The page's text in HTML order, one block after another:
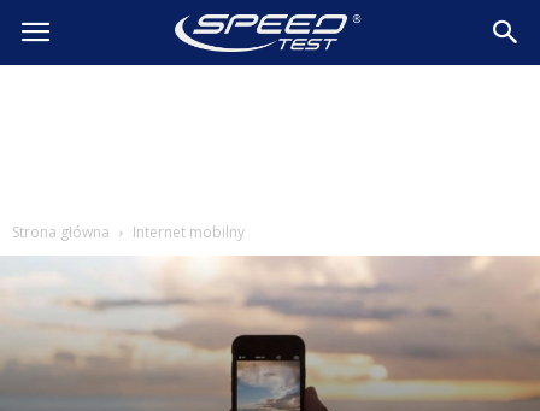
SpeedTest.pl
Strona główna Internet mobilny